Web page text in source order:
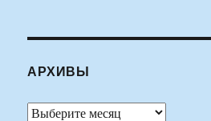
АРХИВЫ
Архивы